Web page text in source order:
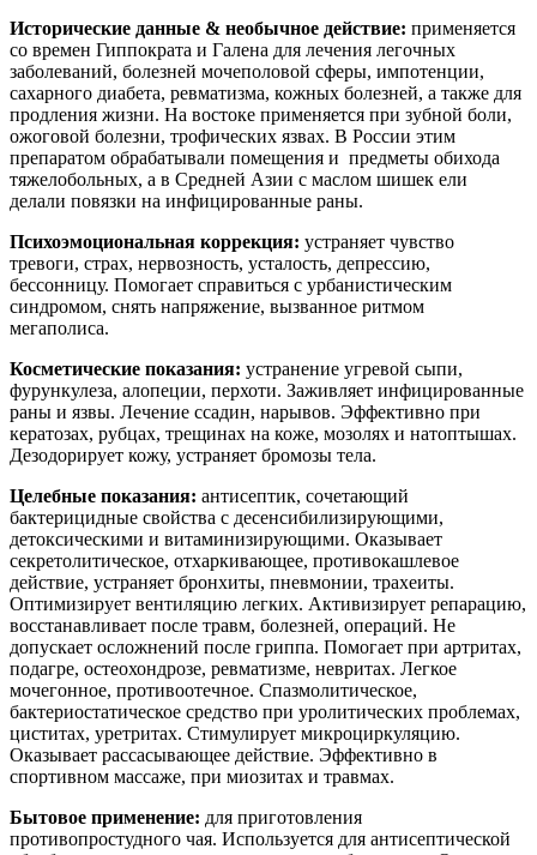
Исторические данные & необычное действие: применяется
со времен Гиппократа и Галена для лечения легочных
заболеваний, болезней мочеполовой сферы, импотенции,
сахарного диабета, ревматизма, кожных болезней, а также для
продления жизни. На востоке применяется при зубной боли,
ожоговой болезни, трофических язвах. В России этим
препаратом обрабатывали помещения и предметы обихода
тяжелобольных, а в Средней Азии с маслом шишек ели
делали повязки на инфицированные раны.
Психоэмоциональная коррекция: устраняет чувство
тревоги, страх, нервозность, усталость, депрессию,
бессонницу. Помогает справиться с урбанистическим
синдромом, снять напряжение, вызванное ритмом
мегаполиса.
Косметические показания: устранение угревой сыпи,
фурункулеза, алопеции, перхоти. Заживляет инфицированные
раны и язвы. Лечение ссадин, нарывов. Эффективно при
кератозах, рубцах, трещинах на коже, мозолях и натоптышах.
Дезодорирует кожу, устраняет бромозы тела.
Целебные показания: антисептик, сочетающий
бактерицидные свойства с десенсибилизирующими,
детоксическими и витаминизирующими. Оказывает
секретолитическое, отхаркивающее, противокашлевое
действие, устраняет бронхиты, пневмонии, трахеиты.
Оптимизирует вентиляцию легких. Активизирует репарацию,
восстанавливает после травм, болезней, операций. Не
допускает осложнений после гриппа. Помогает при артритах,
подагре, остеохондрозе, ревматизме, невритах. Легкое
мочегонное, противоотечное. Спазмолитическое,
бактериостатическое средство при уролитических проблемах,
циститах, уретритах. Стимулирует микроциркуляцию.
Оказывает рассасывающее действие. Эффективно в
спортивном массаже, при миозитах и травмах.
Бытовое применение: для приготовления
противопростудного чая. Используется для антисептической